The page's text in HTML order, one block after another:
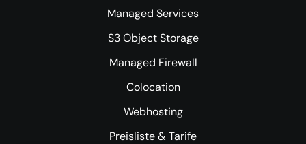
Managed Services
S3 Object Storage
Managed Firewall
Colocation
Webhosting
Preisliste & Tarife